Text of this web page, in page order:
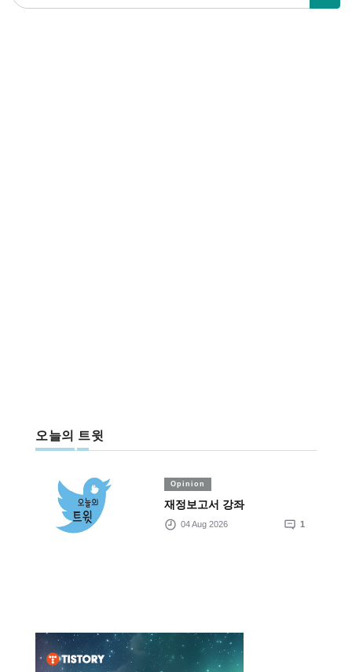
오늘의 트윗
Opinion
재정보고서 강좌
04 Aug 2026 1